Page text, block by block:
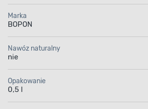
Poprawia kwitnienie
Marka
BOPON
Nawóz naturalny
nie
Opakowanie
0,5 l